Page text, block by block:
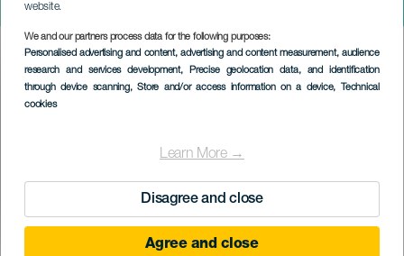
website.
We and our partners process data for the following purposes:
Personalised advertising and content, advertising and content measurement, audience
research and services development, Precise geolocation data, and identification
through device scanning, Store and/or access information on a device, Technical
cookies
Learn More →
Disagree and close
Agree and close
Joulun työpajat
Imagen
Listado